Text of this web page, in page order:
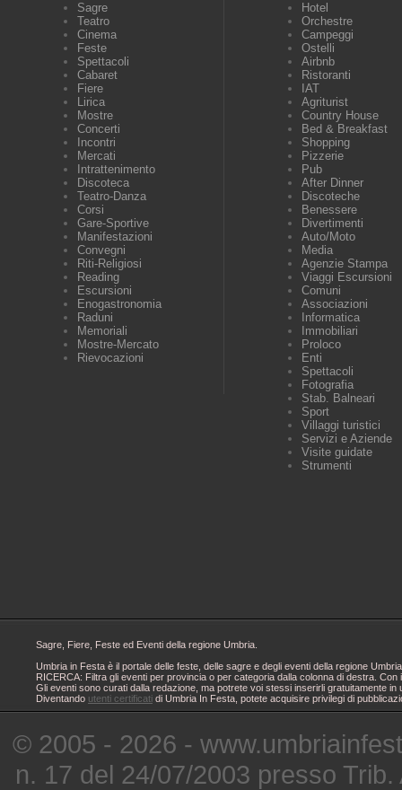
Sagre
Teatro
Cinema
Feste
Spettacoli
Cabaret
Fiere
Lirica
Mostre
Concerti
Incontri
Mercati
Intrattenimento
Discoteca
Teatro-Danza
Corsi
Gare-Sportive
Manifestazioni
Convegni
Riti-Religiosi
Reading
Escursioni
Enogastronomia
Raduni
Memoriali
Mostre-Mercato
Rievocazioni
Hotel
Orchestre
Campeggi
Ostelli
Airbnb
Ristoranti
IAT
Agriturist
Country House
Bed & Breakfast
Shopping
Pizzerie
Pub
After Dinner
Discoteche
Benessere
Divertimenti
Auto/Moto
Media
Agenzie Stampa
Viaggi Escursioni
Comuni
Associazioni
Informatica
Immobiliari
Proloco
Enti
Spettacoli
Fotografia
Stab. Balneari
Sport
Villaggi turistici
Servizi e Aziende
Visite guidate
Strumenti
Sagre, Fiere, Feste ed Eventi della regione Umbria.
Umbria in Festa è il portale delle feste, delle sagre e degli eventi della regione
RICERCA: Filtra gli eventi per provincia o per categoria dalla colonna di destra.
Gli eventi sono curati dalla redazione, ma potrete voi stessi inserirli gratuitamente
Diventando utenti certificati di Umbria In Festa, potete acquisire privilegi di
© 2005 - 2026 -
n. 17 del 24/07/2003 presso